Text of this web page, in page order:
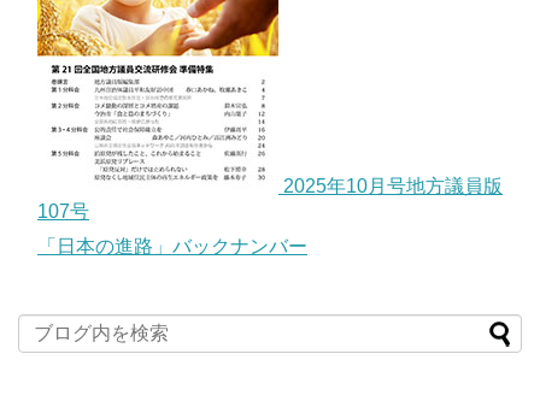
2025年10月号地方議員版
107号
「日本の進路」バックナンバー